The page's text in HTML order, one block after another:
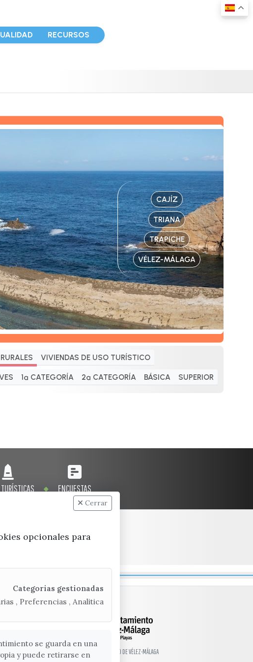
RECURSOS
CAJÍZ
TRIANA
TRAPICHE
VÉLEZ-MÁLAGA
VIVIENDAS DE USO TURÍSTICO
1ª CATEGORÍA 2ª CATEGORÍA BÁSICA SUPERIOR
ENCUESTAS
Mar
© EXCMO. AYUNTAMIENTO DE VÉLEZ-MÁLAGA
Cerrar
opcionales para
Categorias gestionadas
, Preferencias , Analitica
se guarda en una
y puede retirarse en